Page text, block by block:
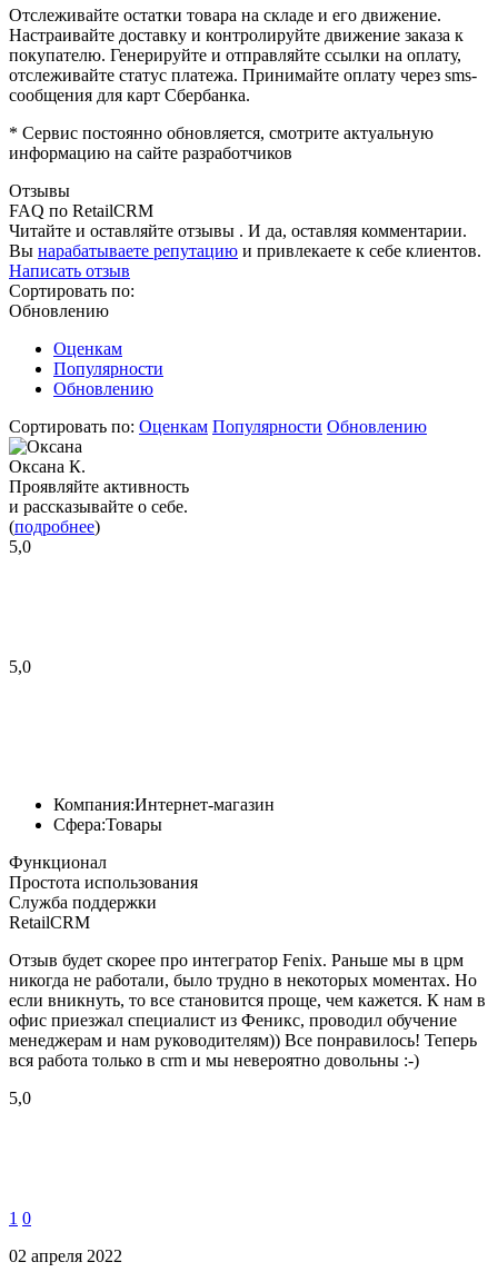
Отслеживайте остатки товара на складе и его движение.
Настраивайте доставку и контролируйте движение заказа к
покупателю. Генерируйте и отправляйте ссылки на оплату,
отслеживайте статус платежа. Принимайте оплату через sms-
сообщения для карт Сбербанка.
* Сервис постоянно обновляется, смотрите актуальную
информацию на сайте разработчиков
Отзывы
FAQ по RetailCRM
Читайте и оставляйте отзывы . И да, оставляя комментарии.
Вы нарабатываете репутацию и привлекаете к себе клиентов.
Написать отзыв
Сортировать по:
Обновлению
Оценкам
Популярности
Обновлению
Сортировать по: Оценкам Популярности Обновлению
Оксана К.
Проявляйте активность
и рассказывайте о себе.
(подробнее)
5,0
5,0
Компания:Интернет-магазин
Сфера:Товары
Функционал
Простота использования
Служба поддержки
RetailCRM
Отзыв будет скорее про интегратор Fenix. Раньше мы в црм
никогда не работали, было трудно в некоторых моментах. Но
если вникнуть, то все становится проще, чем кажется. К нам в
офис приезжал специалист из Феникс, проводил обучение
менеджерам и нам руководителям)) Все понравилось! Теперь
вся работа только в crm и мы невероятно довольны :-)
5,0
1 0
02 апреля 2022